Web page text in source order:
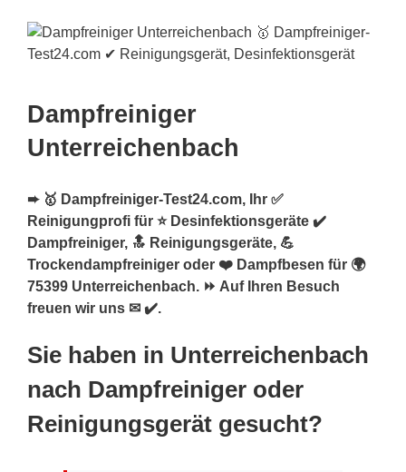
Dampfreiniger
Unterreichenbach
➨ 🥇 Dampfreiniger-Test24.com, Ihr ✅
Reinigungprofi für ⭐ Desinfektionsgeräte ✔️
Dampfreiniger, 🔝 Reinigungsgeräte, 💪
Trockendampfreiniger oder ❤️ Dampfbesen für 🌍
75399 Unterreichenbach. ⏩ Auf Ihren Besuch
freuen wir uns ✉ ✔️.
Sie haben in Unterreichenbach
nach Dampfreiniger oder
Reinigungsgerät gesucht?